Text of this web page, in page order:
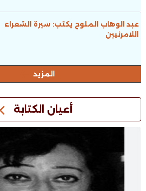
عبد الوهاب الملوح يكتب: سيرة الشعراء
اللامرئيين
المزيد
أعيان الكتابة